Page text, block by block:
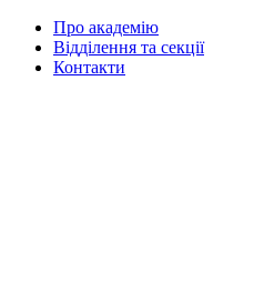
Про академію
Відділення та секції
Контакти